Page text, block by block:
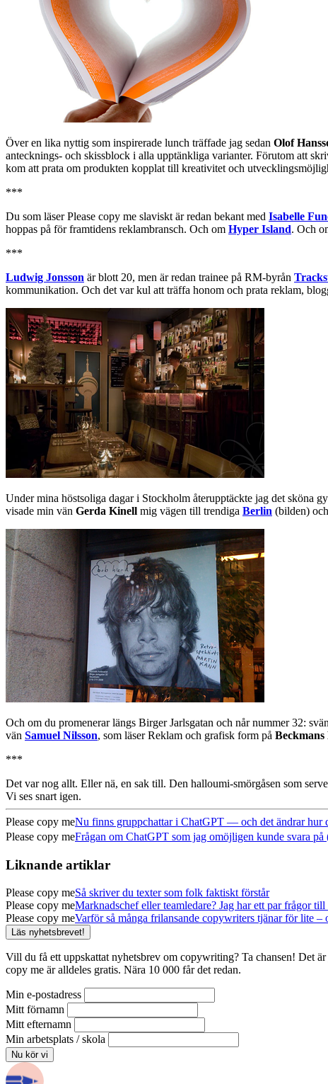
Över en lika nyttig som inspirerade lunch träffade jag sedan Olof
antecknings- och skissblock i alla upptänkliga varianter. Förutom att
kom att prata om produkten kopplat till kreativitet och
***
Du som läser Please copy me slaviskt är redan bekant med Isabelle
hoppas på för framtidens reklambransch. Och om Hyper Island. Och
***
Ludwig Jonsson är blott 20, men är redan trainee på RM-byrån
kommunikation. Och det var kul att träffa honom och prata reklam,
Under mina höstsoliga dagar i Stockholm återupptäckte jag det sköna
visade min vän Gerda Kinell mig vägen till trendiga Berlin (bilden)
Och om du promenerar längs Birger Jarlsgatan och når nummer 32:
vän Samuel Nilsson, som läser Reklam och grafisk form på Beckmans
***
Det var nog allt. Eller nä, en sak till. Den halloumi-smörgåsen som
Vi ses snart igen.
Please copy meNu finns gruppchattar i ChatGPT — och det ändrar hur
Please copy meFrågan om ChatGPT som jag omöjligen kunde svara på
Liknande artiklar
Please copy meSå skriver du texter som folk faktiskt förstår
Please copy meMarknadschef eller teamledare? Jag har ett par frågor till
Please copy meVarför så många frilansande copywriters tjänar för lite
Läs nyhetsbrevet!
Vill du få ett uppskattat nyhetsbrev om copywriting? Ta chansen! Det
copy me är alldeles gratis. Nära 10 000 får det redan.
Min e-postadress
Mitt förnamn
Mitt efternamn
Min arbetsplats / skola